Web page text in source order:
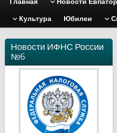
Культура Юбилеи
Новости ИФНС России
№6